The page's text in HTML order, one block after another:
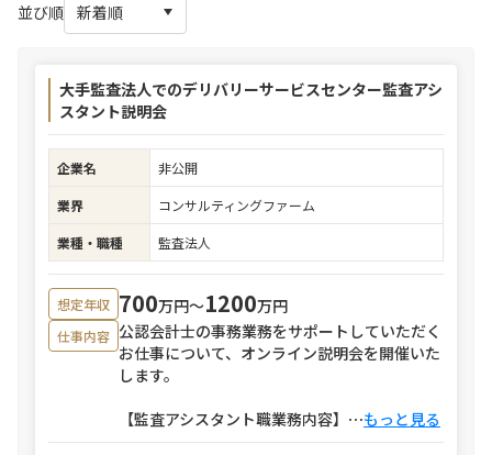
並び順
大手監査法人でのデリバリーサービスセンター監査アシ
スタント説明会
企業名
非公開
業界
コンサルティングファーム
業種・職種
監査法人
想定年収 700万円〜1200万円
仕事内容 公認会計士の事務業務をサポートしていただく
お仕事について、オンライン説明会を開催いた
します。
【監査アシスタント職業務内容】 ⋯もっと見る